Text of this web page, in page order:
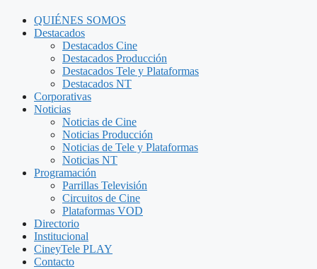
QUIÉNES SOMOS
Destacados
Destacados Cine
Destacados Producción
Destacados Tele y Plataformas
Destacados NT
Corporativas
Noticias
Noticias de Cine
Noticias Producción
Noticias de Tele y Plataformas
Noticias NT
Programación
Parrillas Televisión
Circuitos de Cine
Plataformas VOD
Directorio
Institucional
CineyTele PLAY
Contacto